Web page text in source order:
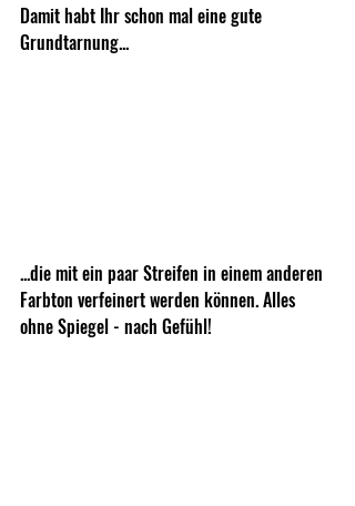
Damit habt Ihr schon mal eine gute
Grundtarnung...
...die mit ein paar Streifen in einem anderen
Farbton verfeinert werden können. Alles
ohne Spiegel - nach Gefühl!